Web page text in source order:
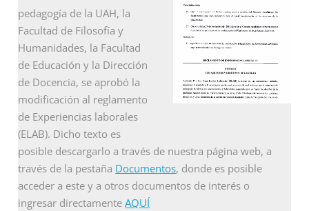
pedagogía de la UAH, la
Facultad de Filosofía y
Humanidades, la Facultad
de Educación y la Dirección
de Docencia, se aprobó la
modificación al reglamento
de Experiencias laborales
(ELAB). Dicho texto es
posible descargarlo a través de nuestra página web, a
través de la pestaña Documentos, donde es posible
acceder a este y a otros documentos de interés o
ingresar directamenteAQUÍ